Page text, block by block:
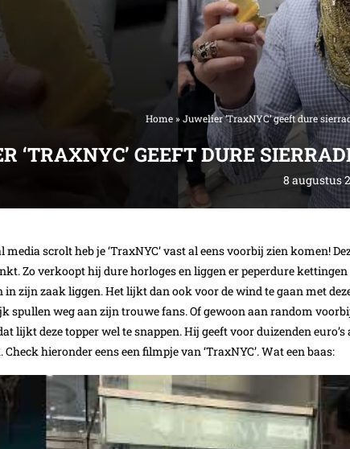
Home»Juwelier ‘TraxNYC’ geeft dure
‘TRAXNYC’ GEEFT DURE
8 augustus
media scrolt heb je ‘TraxNYC’ vast al eens voorbij zien komen!
Zo verkoopt hij dure horloges en liggen er peperdure
in zijn zaak liggen. Het lijkt dan ook voor de wind te gaan met
spullen weg aan zijn trouwe fans. Of gewoon aan random
lijkt deze topper wel te snappen. Hij geeft voor duizenden
hieronder eens een filmpje van ‘TraxNYC’. Wat een baas: